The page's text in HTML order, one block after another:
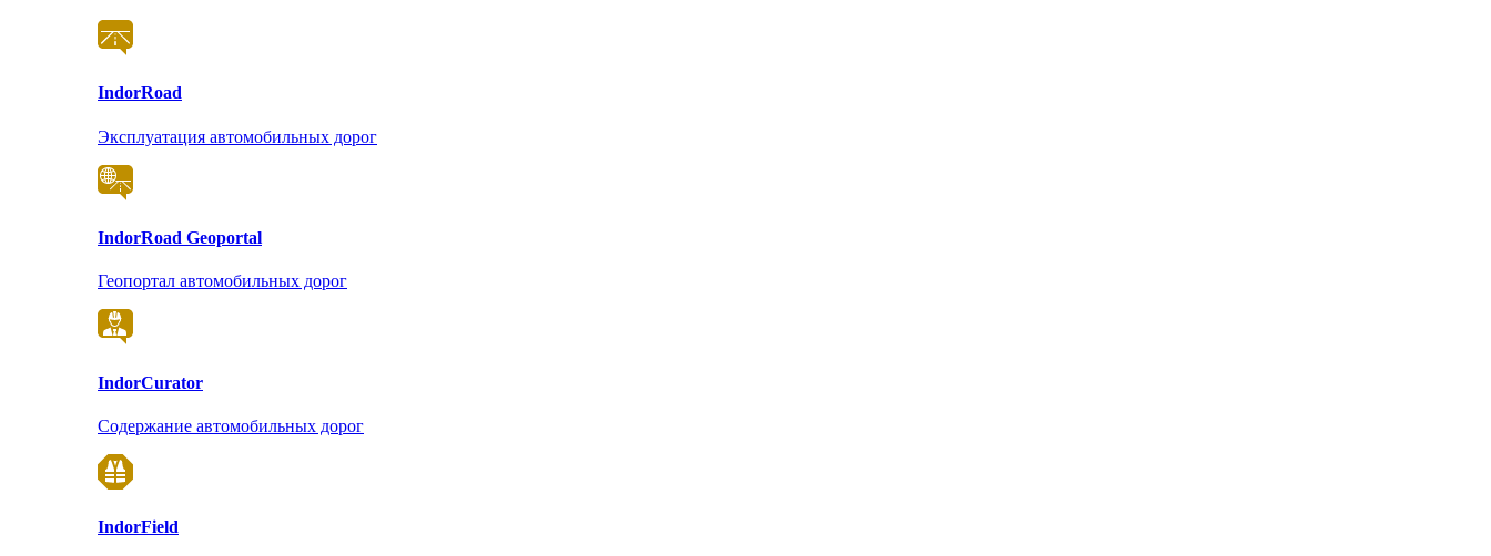
IndorRoad
Эксплуатация автомобильных дорог
IndorRoad Geoportal
Геопортал автомобильных дорог
IndorCurator
Содержание автомобильных дорог
IndorField